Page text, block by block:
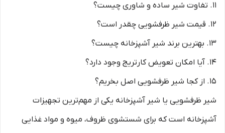
11. تفاوت شیر ساده و شاوری چیست؟
12. قیمت شیر ظرفشویی چقدر است؟
13. بهترین برند شیر آشپزخانه چیست؟
14. آیا امکان تعویض کارتریج وجود دارد؟
15. از کجا شیر ظرفشویی اصل بخریم؟
شیر ظرفشویی یا شیر آشپزخانه یکی از مهم‌ترین تجهیزات
آشپزخانه است که برای شستشوی ظروف، میوه و مواد غذایی